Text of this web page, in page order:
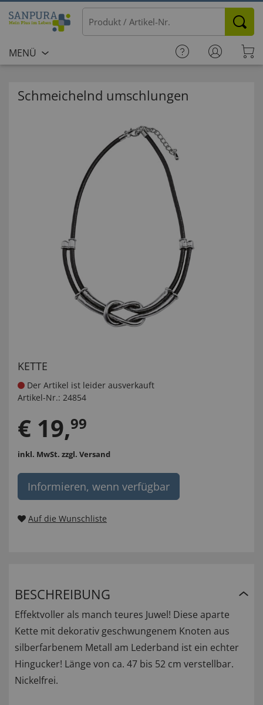
MENÜ
Schmeichelnd umschlungen
KETTE
Der Artikel ist leider ausverkauft
Artikel-Nr.: 24854
€ 19,99
inkl. MwSt. zzgl. Versand
Informieren, wenn verfügbar
Auf die Wunschliste
BESCHREIBUNG
Effektvoller als manch teures Juwel! Diese aparte
Kette mit dekorativ geschwungenem Knoten aus
silberfarbenem Metall am Lederband ist ein echter
Hingucker! Länge von ca. 47 bis 52 cm verstellbar.
Nickelfrei.